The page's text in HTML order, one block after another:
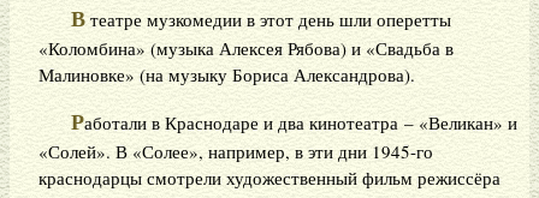
В театре музкомедии в этот день шли оперетты
«Коломбина» (музыка Алексея Рябова) и «Свадьба в
Малиновке» (на музыку Бориса Александрова).
Работали в Краснодаре и два кинотеатра – «Великан» и
«Солей». В «Солее», например, в эти дни 1945-го
краснодарцы смотрели художественный фильм режиссёра